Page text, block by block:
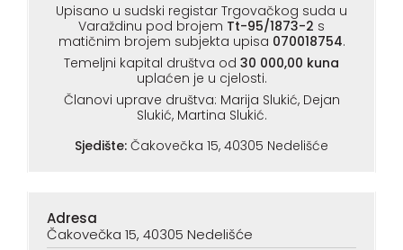
Upisano u sudski registar Trgovačkog suda u
Varaždinu pod brojem Tt-95/1873-2 s
matičnim brojem subjekta upisa 070018754.
Temeljni kapital društva od 30 000,00 kuna
uplaćen je u cjelosti.
Članovi uprave društva: Marija Slukić, Dejan
Slukić, Martina Slukić.
Sjedište: Čakovečka 15, 40305 Nedelišće
Adresa
Čakovečka 15, 40305 Nedelišće